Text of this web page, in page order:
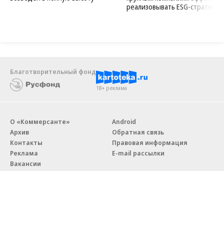
Новости компаний
07.08.2026
возведен в полную высоту
07.08.2026
В ДОМ.РФ рассказали, как
крупным компаниям
реализовывать ESG-стратегию